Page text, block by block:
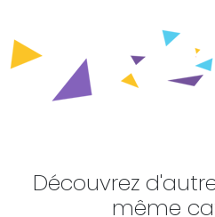
Découvrez
même